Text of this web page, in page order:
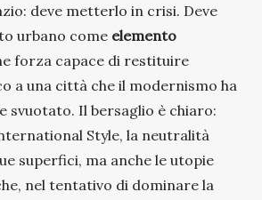
deve metterlo in crisi. Deve
urbano come elemento
forza capace di restituire
a una città che il modernismo ha
svuotato. Il bersaglio è chiaro:
Style, la neutralità
superfici, ma anche le utopie
nel tentativo di dominare la